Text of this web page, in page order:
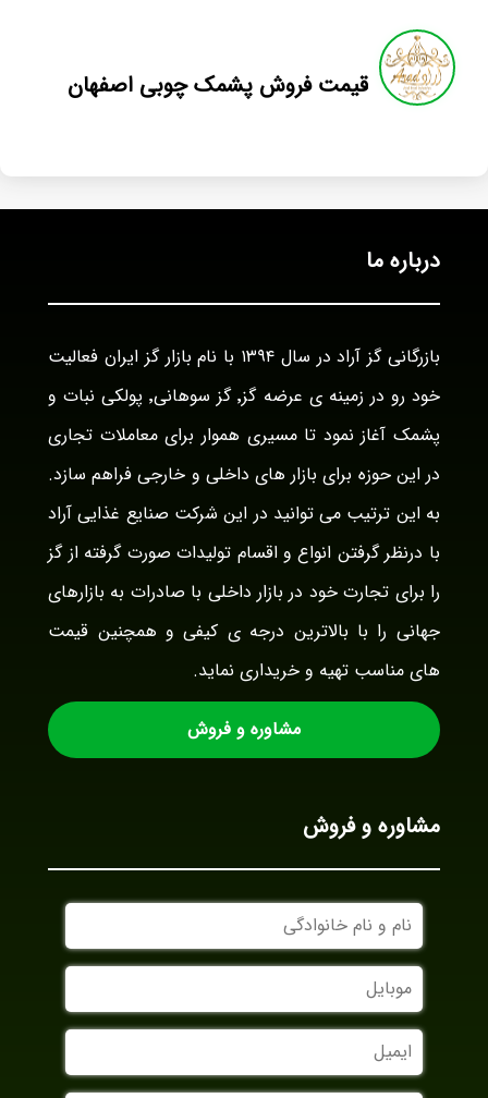
قیمت فروش پشمک چوبی اصفهان
درباره ما
بازرگانی گز آراد در سال ۱۳۹۴ با نام بازار گز ایران فعالیت
خود رو در زمینه ی عرضه گز٬ گز سوهانی٬ پولکی نبات و
پشمک آغاز نمود تا مسیری هموار برای معاملات تجاری
در این حوزه برای بازار های داخلی و خارجی فراهم سازد.
به این ترتیب می توانید در این شرکت صنایع غذایی آراد
با درنظر گرفتن انواع و اقسام تولیدات صورت گرفته از گز
را برای تجارت خود در بازار داخلی با صادرات به بازارهای
جهانی را با بالاترین درجه ی کیفی و همچنین قیمت
های مناسب تهیه و خریداری نماید.
مشاوره و فروش
مشاوره و فروش
نام
و
نام
خانوادگی
موبایل
ایمیل